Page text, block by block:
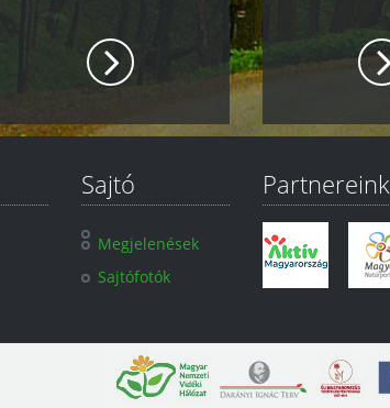
Sajtó
Megjelenések
Sajtófotók
Partnereink